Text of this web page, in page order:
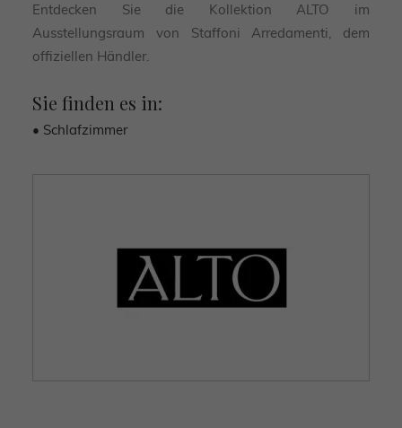
Entdecken Sie die Kollektion ALTO im
Ausstellungsraum von Staffoni Arredamenti, dem
offiziellen Händler.
Sie finden es in:
• Schlafzimmer